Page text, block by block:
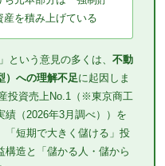
を積み上げている
という意見の多くは、 不動
）への理解不足に起因しま
投資売上No.1（※東京商工
績（2026年3月調べ））を
「短期で大きく儲ける」投
構造と「儲かる人・儲から